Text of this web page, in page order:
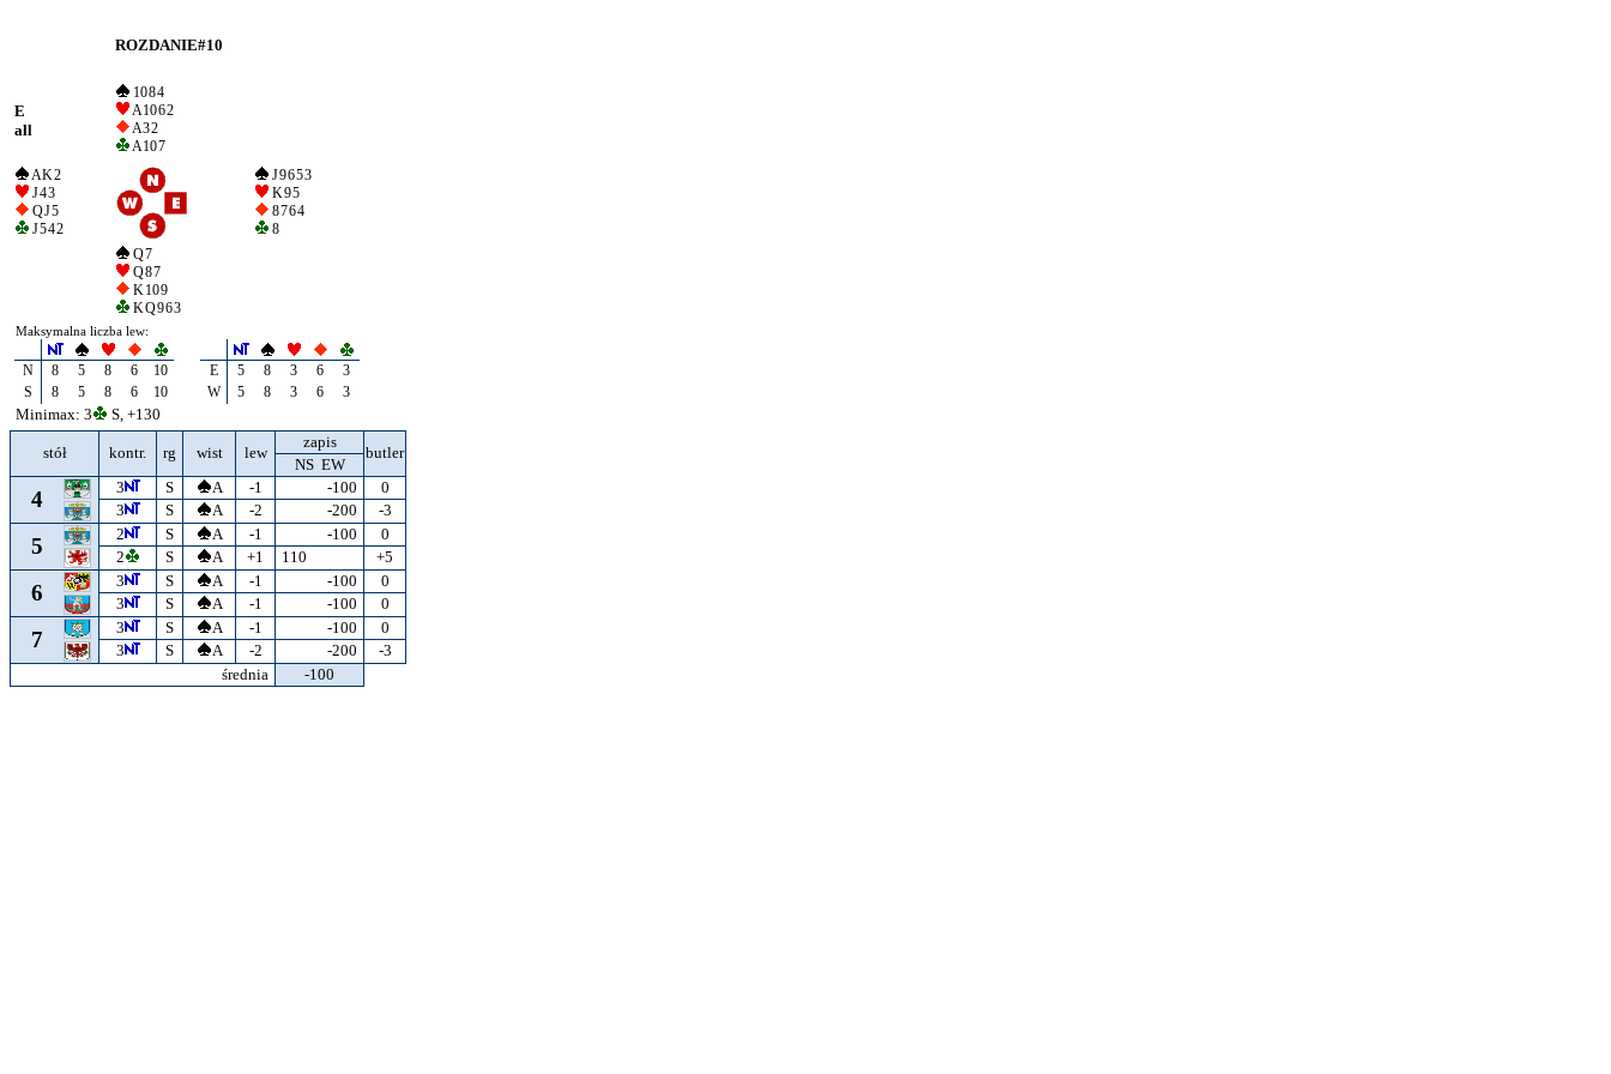
ROZDANIE#10
E
all
10 8 4
A 10 6 2
A 3 2
A 10 7
A K 2
J 4 3
Q J 5
J 5 4 2
J 9 6 5 3
K 9 5
8 7 6 4
8
Q 7
Q 8 7
K 10 9
K Q 9 6 3
Maksymalna liczba lew:
N 8 5 8 6 10 E 5 8 3 6
3
S
8 5 8 6 10 W 5 8 3 6 3
Minimax: 3 S, +130
stół kontr. rg wist lew
zapis
butler
NS EW
4 3 S A -1 -100
0
3
S A -2 -200 -3
5 2 S A -1 -100
0
2
S A +1 110 +5
6 3 S A -1 -100
0
3
S A -1 -100 0
7 3 S A -1 -100
0
3
S A -2 -200
-3
średnia
-100